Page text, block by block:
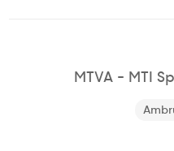
MTVA - MTI